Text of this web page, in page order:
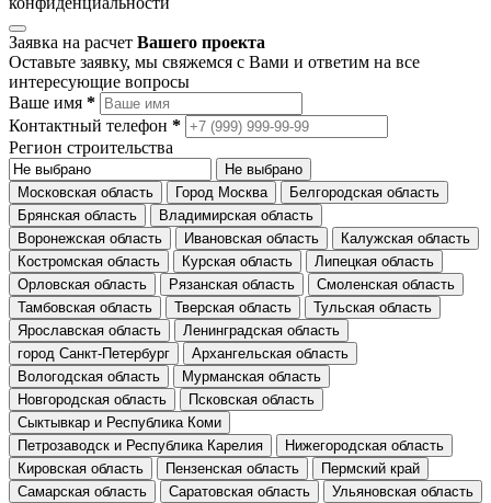
Заявка на расчет Вашего проекта
Оставьте заявку, мы свяжемся с Вами и ответим на все
интересующие вопросы
Ваше имя *
Контактный телефон *
Регион строительства
Не выбрано
Московская область
Город Москва
Белгородская область
Брянская область
Владимирская область
Воронежская область
Ивановская область
Калужская область
Костромская область
Курская область
Липецкая область
Орловская область
Рязанская область
Смоленская область
Тамбовская область
Тверская область
Тульская область
Ярославская область
Ленинградская область
город Санкт-Петербург
Архангельская область
Вологодская область
Мурманская область
Новгородская область
Псковская область
Сыктывкар и Республика Коми
Петрозаводск и Республика Карелия
Нижегородская область
Кировская область
Пензенская область
Пермский край
Самарская область
Саратовская область Ульяновская область